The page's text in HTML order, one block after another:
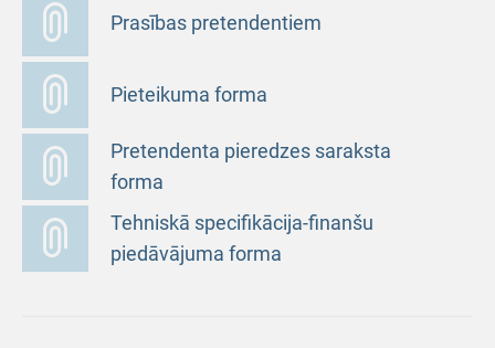
Prasības pretendentiem
Pieteikuma forma
Pretendenta pieredzes saraksta
forma
Tehniskā specifikācija-finanšu
piedāvājuma forma